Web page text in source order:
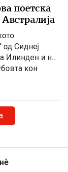
поетска
од Сиднеј
Илинден и на
кон
на
Прличев“
„Илинден во